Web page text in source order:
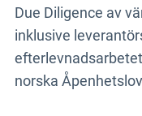
Due Diligence av
inklusive
norska